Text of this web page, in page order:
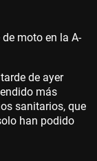
moto en la A-
de ayer
más
sanitarios, que
han podido